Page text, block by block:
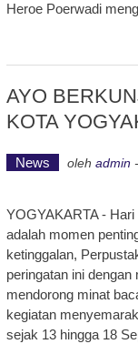
Heroe Poerwadi
AYO
KOTA
News oleh admin -
YOGYAKARTA -
adalah momen
ketinggalan,
peringatan ini
mendorong minat
kegiatan
sejak 13 hingga 18